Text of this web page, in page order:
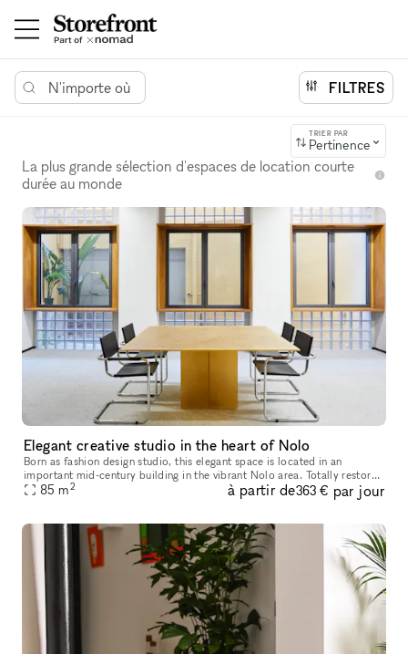
N'importe où FILTRES
TRIER PAR
Pertinence
La plus grande sélection d'espaces de location courte
durée au monde
Elegant creative studio in the heart of Nolo
Born as fashion design studio, this elegant space is located in an
important mid-century building in the vibrant Nolo area. Totally restored
from a famous Milanese architect, this location can be re
85 m2 à partir de363 € par jour